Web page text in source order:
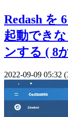
Redash を
起動でき
ンする ( 8
2022-09-09 05:32